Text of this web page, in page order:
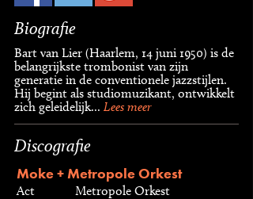
Biografie
Bart van Lier (Haarlem, 14 juni 1950) is de
belangrijkste trombonist van zijn
generatie in de conventionele jazzstijlen.
Hij begint als studiomuzikant, ontwikkelt
zich geleidelijk... Lees meer
Discografie
Moke + Metropole Orkest
Act
Metropole Orkest